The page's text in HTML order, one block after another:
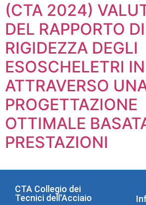
(CTA 2024)
DEL RAPPORTO DI
RIGIDEZZA DEGLI
ESOSCHELETRI
ATTRAVERSO
PROGETTAZIONE
OTTIMALE
PRESTAZIONI
CTA Collegio dei
Tecnici dell'Acciaio